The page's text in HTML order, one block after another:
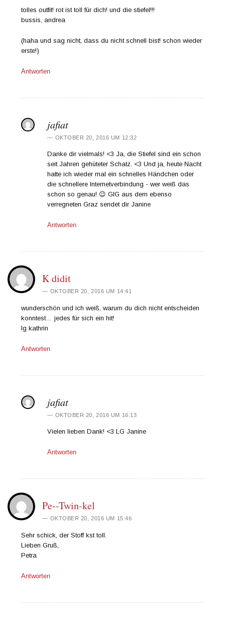
tolles outfit! rot ist toll für dich! und die stiefel!!!
bussis, andrea
(haha und sag nicht, dass du nicht schnell bist! schon wieder
erste!)
Antworten
jafiat
OKTOBER 20, 2016 UM 12:32
Danke dir vielmals! <3 Ja, die Stiefel sind ein schon
seit Jahren gehüteter Schatz. <3 Und ja, heute Nacht
hatte ich wieder mal ein schnelles Händchen oder
die schnellere Internetverbindung - wer weiß das
schon so genau! 😉 GlG aus dem ebenso
verregneten Graz sendet dir Janine
Antworten
K didit
OKTOBER 20, 2016 UM 14:41
wunderschön und ich weiß, warum du dich nicht entscheiden
konntest… jedes für sich ein hit!
lg kathrin
Antworten
jafiat
OKTOBER 20, 2016 UM 16:13
Vielen lieben Dank! <3 LG Janine
Antworten
Pe--Twin-kel
OKTOBER 20, 2016 UM 15:46
Sehr schick, der Stoff kst toll.
Lieben Gruß,
Petra
Antworten